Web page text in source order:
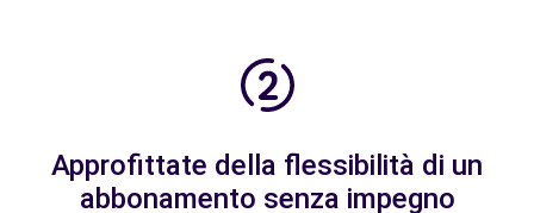
Approfittate della flessibilità di un
abbonamento senza impegno